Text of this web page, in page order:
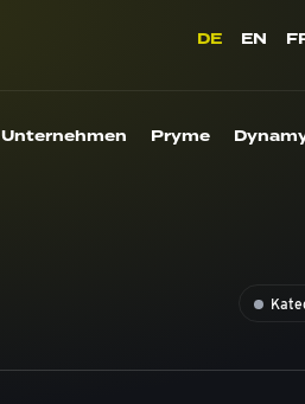
DE EN
Unternehmen Pryme